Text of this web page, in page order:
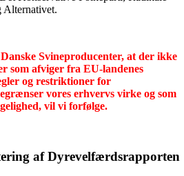
Alternativet.
Svineproducenter, at der ikke
som afviger fra EU-landenes
og restriktioner for
vores erhvervs virke og som
vil vi forfølge.
af Dyrevelfærdsrapporten